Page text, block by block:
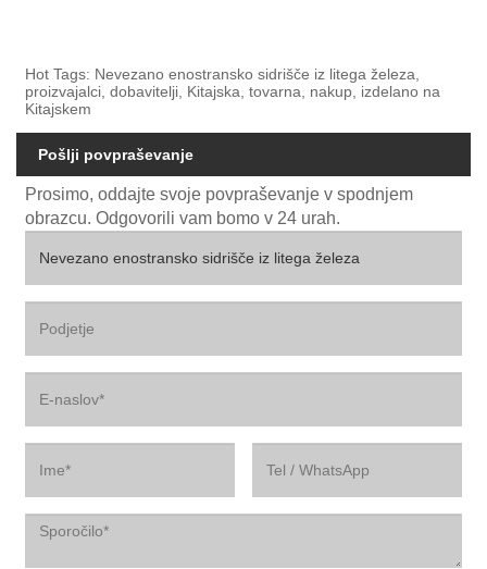
Hot Tags: Nevezano enostransko sidrišče iz litega železa,
proizvajalci, dobavitelji, Kitajska, tovarna, nakup, izdelano na
Kitajskem
Pošlji povpraševanje
Prosimo, oddajte svoje povpraševanje v spodnjem
obrazcu. Odgovorili vam bomo v 24 urah.